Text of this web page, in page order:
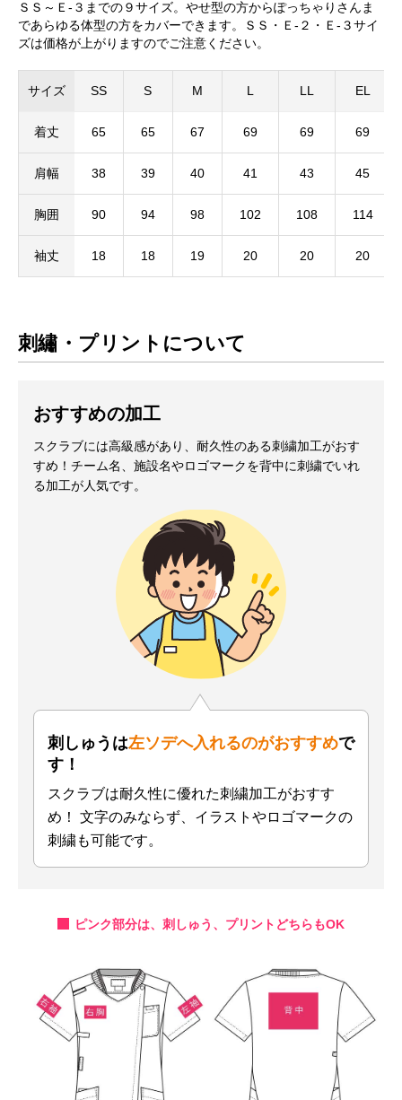
ＳＳ～Ｅ-３までの９サイズ。やせ型の方からぽっちゃりさんま
であらゆる体型の方をカバーできます。ＳＳ・Ｅ-２・Ｅ-３サイ
ズは価格が上がりますのでご注意ください。
サイズ SS S M L LL EL
着丈 65 65 67 69 69 69
肩幅 38 39 40 41 43 45
胸囲 90 94 98 102 108 114
袖丈 18 18 19 20 20 20
刺繡・プリントについて
おすすめの加工
スクラブには高級感があり、耐久性のある刺繍加工がおす
すめ！チーム名、施設名やロゴマークを背中に刺繍でいれ
る加工が人気です。
刺しゅうは左ソデへ入れるのがおすすめで
す！
スクラブは耐久性に優れた刺繍加工がおすす
め！
文字のみならず、イラストやロゴマークの
刺繍も可能です。
ピンク部分は、刺しゅう、プリントどちらもOK